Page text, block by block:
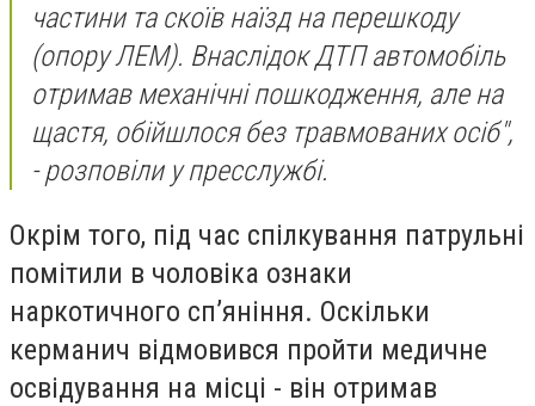
частини та скоїв наїзд на перешкоду
(опору ЛЕМ). Внаслідок ДТП автомобіль
отримав механічні пошкодження, але на
щастя, обійшлося без травмованих осіб",
- розповіли у пресслужбі.
Окрім того, під час спілкування патрульні
помітили в чоловіка ознаки
наркотичного сп’яніння. Оскільки
керманич відмовився пройти медичне
освідування на місці - він отримав